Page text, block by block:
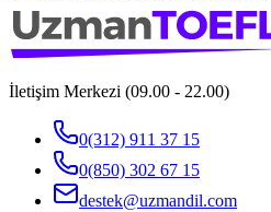
İletişim Merkezi (09.00 - 22.00)
0(312) 911 37 15
0(850) 302 67 15
destek@uzmandil.com